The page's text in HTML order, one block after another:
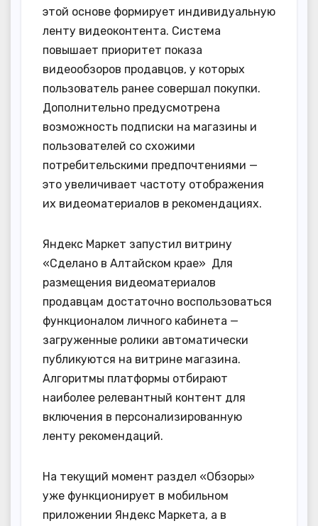
этой основе формирует индивидуальную
ленту видеоконтента. Система
повышает приоритет показа
видеообзоров продавцов, у которых
пользователь ранее совершал покупки.
Дополнительно предусмотрена
возможность подписки на магазины и
пользователей со схожими
потребительскими предпочтениями —
это увеличивает частоту отображения
их видеоматериалов в рекомендациях.
Яндекс Маркет запустил витрину
«Сделано в Алтайском крае» Для
размещения видеоматериалов
продавцам достаточно воспользоваться
функционалом личного кабинета —
загруженные ролики автоматически
публикуются на витрине магазина.
Алгоритмы платформы отбирают
наиболее релевантный контент для
включения в персонализированную
ленту рекомендаций.
На текущий момент раздел «Обзоры»
уже функционирует в мобильном
приложении Яндекс Маркета, а в